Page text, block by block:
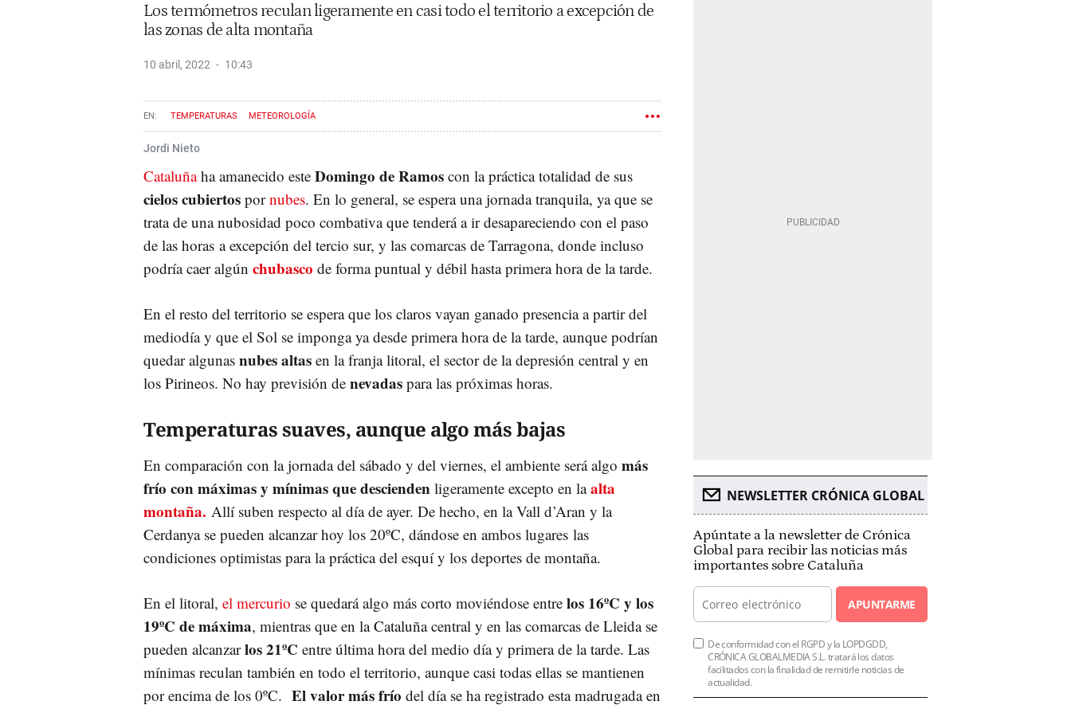
Los termómetros reculan ligeramente en casi todo el territorio a excepción de
las zonas de alta montaña
10 abril, 2022 10:43
TEMPERATURAS METEOROLOGÍA
Jordi Nieto
Cataluñaha amanecido este Domingo de Ramos con la práctica totalidad de sus
cielos cubiertos pornubes. En lo general, se espera una jornada tranquila, ya que se
trata de una nubosidad poco combativa que tenderá a ir desapareciendo con el paso
de las horas a excepción del tercio sur, y las comarcas de Tarragona, donde incluso
podría caer algún chubasco de forma puntual y débil hasta primera hora de la tarde.
En el resto del territorio se espera que los claros vayan ganado presencia a partir del
mediodía y que el Sol se imponga ya desde primera hora de la tarde, aunque podrían
quedar algunas nubes altas en la franja litoral, el sector de la depresión central y en
los Pirineos. No hay previsión de nevadas para las próximas horas.
Temperaturas suaves, aunque algo más bajas
En comparación con la jornada del sábado y del viernes, el ambiente será algo más
frío con máximas y mínimas que descienden ligeramente excepto en laalta
montaña. Allí suben respecto al día de ayer. De hecho, en la Vall d’Aran y la
Cerdanya se pueden alcanzar hoy los 20ºC, dándose en ambos lugares las
condiciones optimistas para la práctica del esquí y los deportes de montaña.
En el litoral, el mercurio se quedará algo más corto moviéndose entre los 16ºC y los
19ºC de máxima, mientras que en la Cataluña central y en las comarcas de Lleida se
pueden alcanzarlos 21ºC entre última hora del medio día y primera de la tarde. Las
mínimas reculan también en todo el territorio, aunque casi todas ellas se mantienen
por encima de los 0ºC. El valor más frío del día se ha registrado esta madrugada en
NEWSLETTER CRÓNICA GLOBAL
Apúntate a la newsletter de Crónica
Global para recibir las noticias más
importantes sobre Cataluña
APUNTARME
De conformidad con el RGPD y la LOPDGDD,
CRÓNICA GLOBALMEDIA S.L. tratará los datos
facilitados con la finalidad de remitirle noticias de
actualidad.